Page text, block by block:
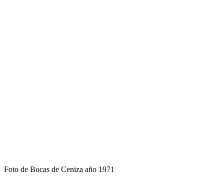
Foto de Bocas de Ceniza año 1971